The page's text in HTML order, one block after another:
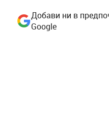
Добави ни в
Google